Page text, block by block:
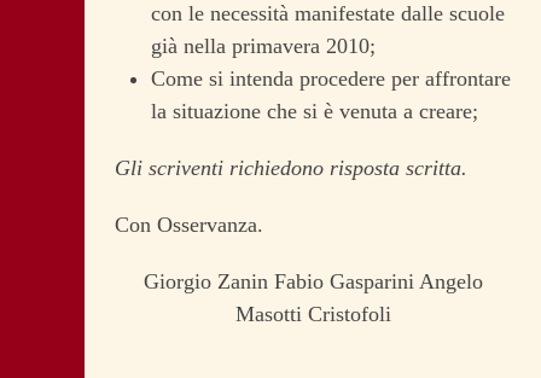
con le necessità manifestate dalle scuole
già nella primavera 2010;
Come si intenda procedere per affrontare
la situazione che si è venuta a creare;
Gli scriventi richiedono risposta scritta.
Con Osservanza.
Giorgio Zanin Fabio Gasparini Angelo
Masotti Cristofoli